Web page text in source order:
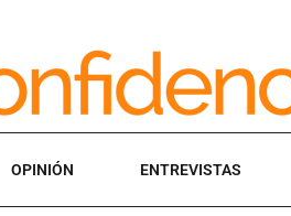
OPINIÓN ENTREVISTAS